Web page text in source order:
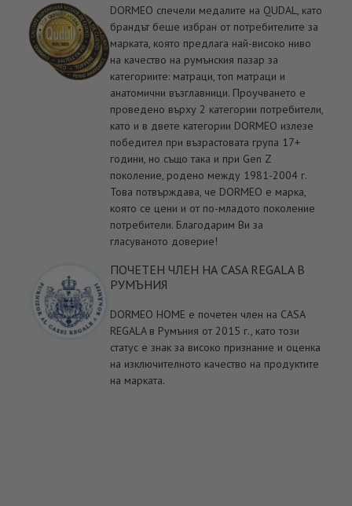
DORMEO спечели медалите на QUDAL, като
брандът беше избран от потребителите за
марката, която предлага най-високо ниво
на качество на румънския пазар за
категориите: матраци, топ матраци и
анатомични възглавници. Проучването е
проведено върху 2 категории потребители,
като и в двете категории DORMEO излезе
победител при възрастовата група 17+
години, но също така и при Gen Z
поколение, родено между 1981-2004 г.
Това потвърждава, че DORMEO е марка,
която се цени и от по-младото поколение
потребители. Благодарим Ви за
гласуваното доверие!
ПОЧЕТЕН ЧЛЕН НА CASA REGALA В
РУМЪНИЯ
DORMEO HOME е почетен член на CASA
REGALA в Румъния от 2015 г., като този
статус е знак за високо признание и оценка
на изключителното качество на продуктите
на марката.